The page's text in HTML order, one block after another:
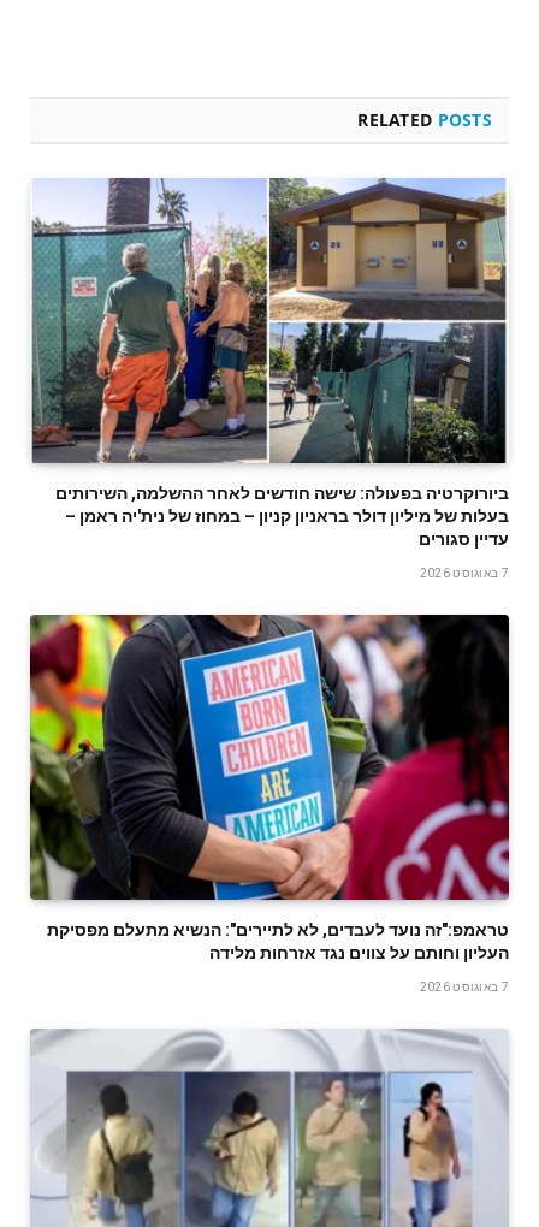
RELATED POSTS
ביורוקרטיה בפעולה: שישה חודשים לאחר ההשלמה, השירותים
בעלות של מיליון דולר בראניון קניון – במחוז של נית'יה ראמן –
עדיין סגורים
7 באוגוסט 2026
טראמפ:"זה נועד לעבדים, לא לתיירים": הנשיא מתעלם מפסיקת
העליון וחותם על צווים נגד אזרחות מלידה
7 באוגוסט 2026